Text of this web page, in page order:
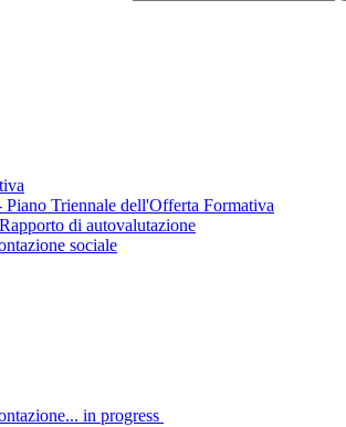
Piano Triennale dell'Offerta Formativa
di autovalutazione
sociale
in progress